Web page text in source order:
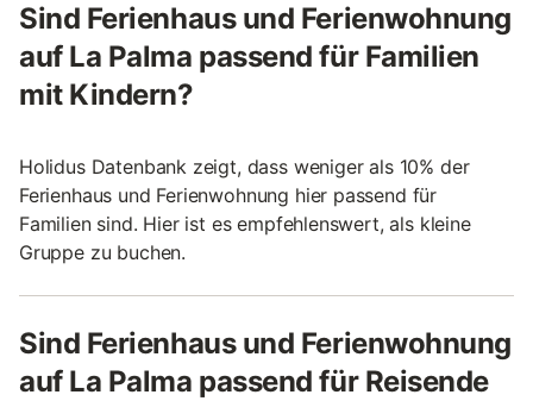
Sind Ferienhaus und Ferienwohnung
auf La Palma passend für Familien
mit Kindern?
Holidus Datenbank zeigt, dass weniger als 10% der
Ferienhaus und Ferienwohnung hier passend für
Familien sind. Hier ist es empfehlenswert, als kleine
Gruppe zu buchen.
Sind Ferienhaus und Ferienwohnung
auf La Palma passend für Reisende